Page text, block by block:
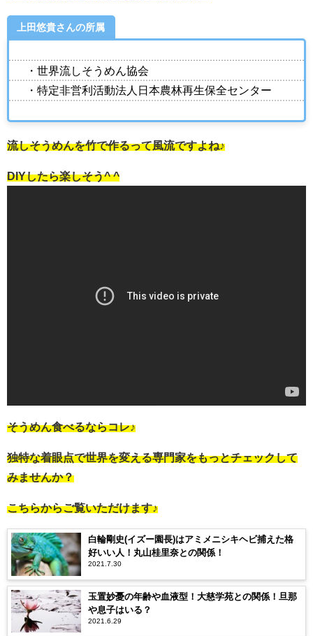
上田悠貴さんの所属
・世界流しそうめん協会
・特定非営利活動法人日本農林再生保全センター
流しそうめんを竹で作るって風流ですよね♪
DIYしたら楽しそう^ ^
そうめん食べるならコレ♪
独特な着眼点で世界を変える専門家をもっとチェックして
みませんか？
こちらからご覧いただけます♪
白輪剛史(イズー園長)はアミメニシキヘビ捕えた格
好いい人！丸山桂里奈との関係！
2021.7.30
玉置妙憂の年齢や血液型！大慈学苑との関係！旦那
や息子はいる？
2021.6.29